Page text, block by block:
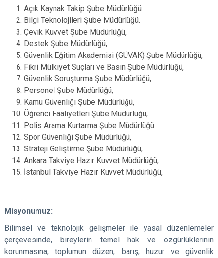
Açık Kaynak Takip Şube Müdürlüğü
Bilgi Teknolojileri Şube Müdürlüğü.
Çevik Kuvvet Şube Müdürlüğü,
Destek Şube Müdürlüğü,
Güvenlik Eğitim Akademisi (GÜVAK) Şube Müdürlüğü,
Fikri Mülkiyet Suçları ve Basın Şube Müdürlüğü,
Güvenlik Soruşturma Şube Müdürlüğü,
Personel Şube Müdürlüğü,
Kamu Güvenliği Şube Müdürlüğü,
Öğrenci Faaliyetleri Şube Müdürlüğü,
Polis Arama Kurtarma Şube Müdürlüğü
Spor Güvenliği Şube Müdürlüğü,
Strateji Geliştirme Şube Müdürlüğü,
Ankara Takviye Hazır Kuvvet Müdürlüğü,
İstanbul Takviye Hazır Kuvvet Müdürlüğü,
Misyonumuz:
Bilimsel ve teknolojik gelişmeler ile yasal düzenlemeler
çerçevesinde, bireylerin temel hak ve özgürlüklerinin
korunmasına, toplumun düzen, barış, huz​ur ve güvenlik